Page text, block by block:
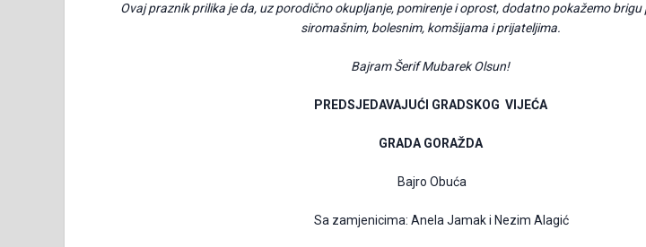
Ovaj praznik prilika je da, uz porodično okupljanje, pomirenje i oprost, dodatno pokažemo brigu
siromašnim, bolesnim, komšijama i prijateljima.
Bajram Šerif Mubarek Olsun!
PREDSJEDAVAJUĆI GRADSKOG VIJEĆA
GRADA GORAŽDA
Bajro Obuća
Sa zamjenicima: Anela Jamak i Nezim Alagić